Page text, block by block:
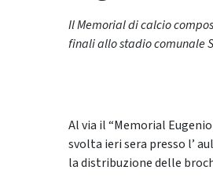
Il Memorial di calcio
finali allo stadio comunale
Al via il “Memorial
svolta ieri sera presso l’
la distribuzione delle